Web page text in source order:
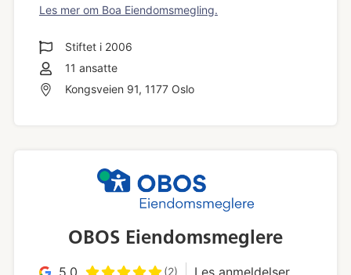
Les mer om Boa Eiendomsmegling.
Stiftet i 2006
11 ansatte
Kongsveien 91, 1177 Oslo
OBOS Eiendomsmeglere
5.0 (2) Les anmeldelser